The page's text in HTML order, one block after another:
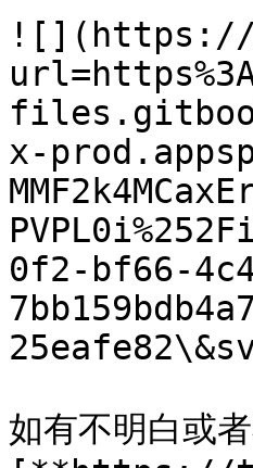
![](https://
x-
0f2-bf66-
如有不明白或